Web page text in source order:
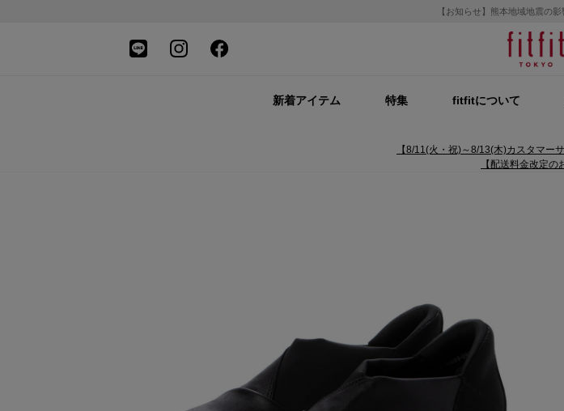
【お知らせ】熊本地域地震の
新着アイテム 特集 fitfitについて
【8/11(火・祝)～8/13(木)カスタマー
【配送料金改定の